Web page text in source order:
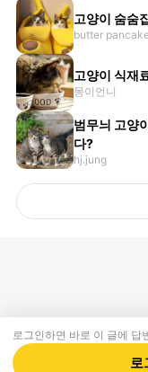
고양이 숨숨
butter
고양이 식재
몽이언니
범무늬 고양
다?
hj.jung
로그인하면 바로 이 글에 답
로